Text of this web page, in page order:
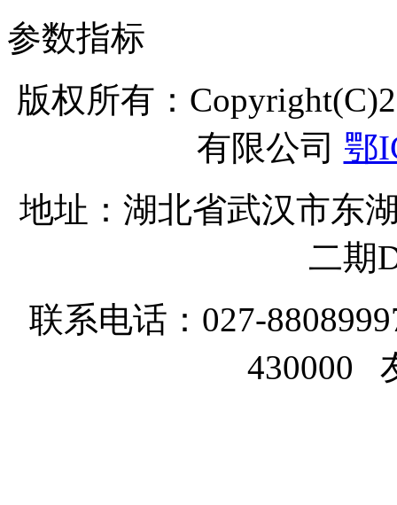
参数指标
版权所有：
有限公司 鄂
地址：湖北省武汉市东
二期
联系电话：027-
430000